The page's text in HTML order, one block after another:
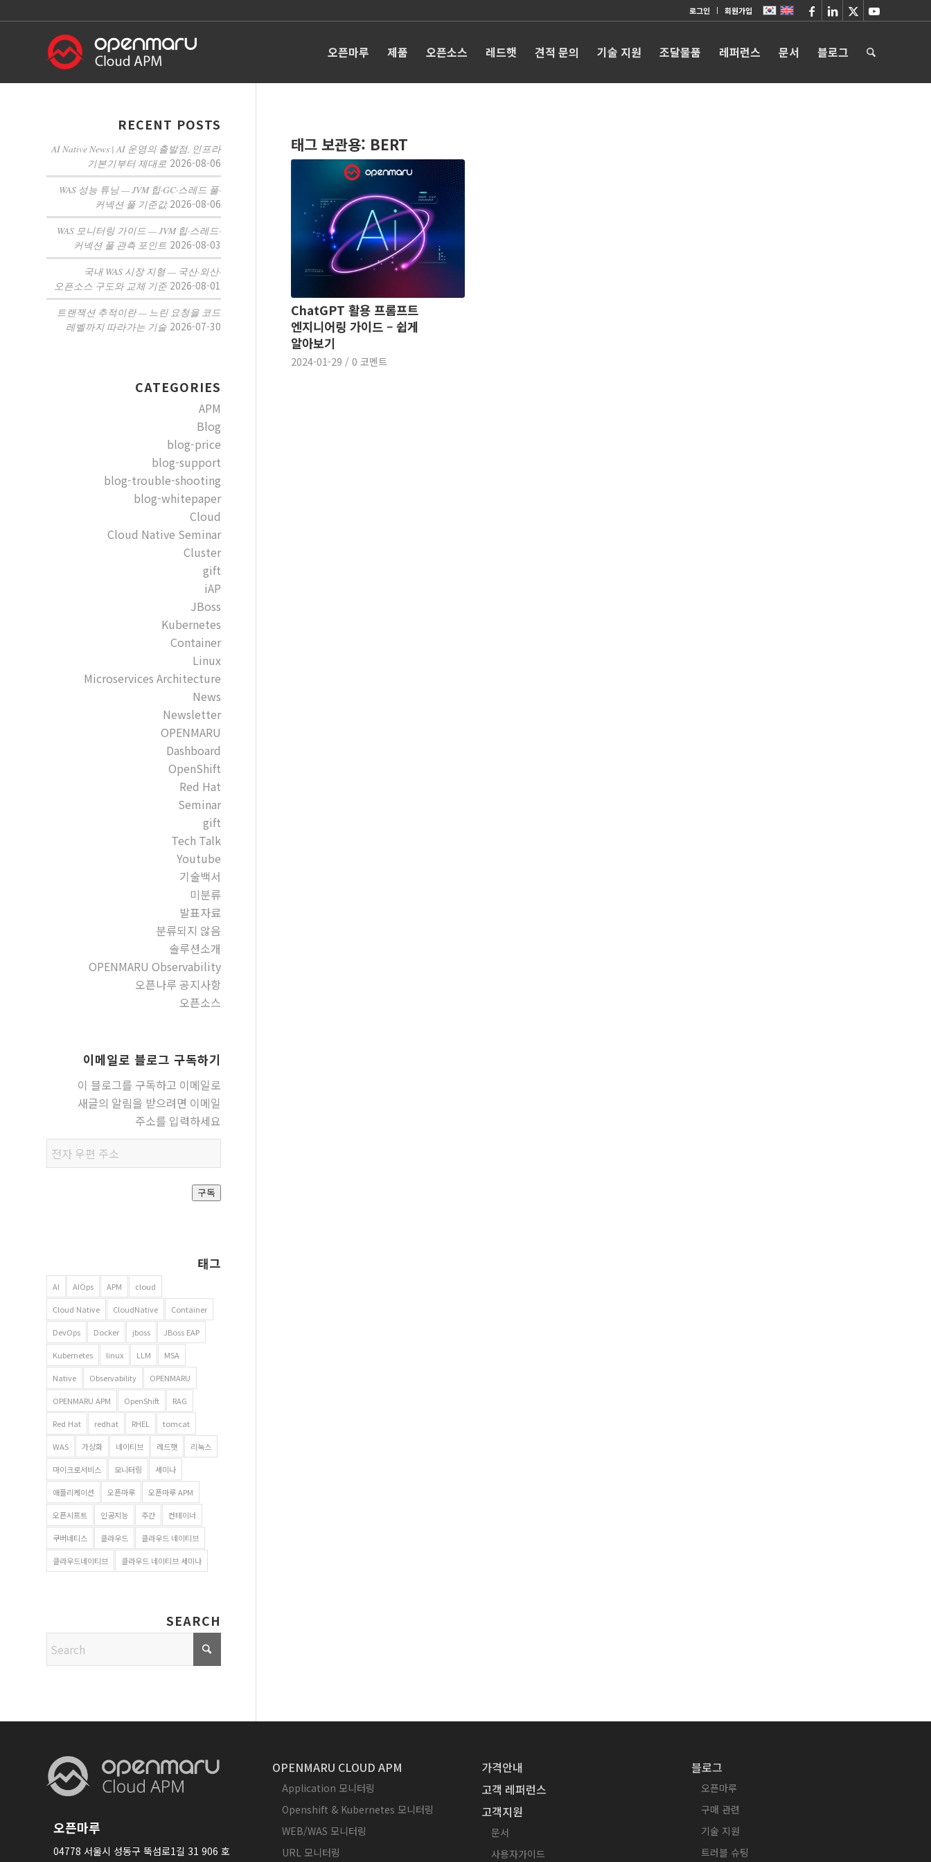
로그인 회원가입
오픈마루 제품 오픈소스 레드햇 견적 문의 기술 지원 조달물품 레퍼런스 문서 블로그
태그 보관용: BERT
ChatGPT 활용 프롬프트
엔지니어링 가이드 – 쉽게
알아보기
2024-01-29 / 0 코멘트
RECENT POSTS
AI Native News | AI 운영의 출발점, 인프라
기본기부터 제대로 2026-08-06
WAS 성능 튜닝 — JVM 힙·GC·스레드 풀·
커넥션 풀 기준값 2026-08-06
WAS 모니터링 가이드 — JVM 힙·스레드·
커넥션 풀 관측 포인트 2026-08-03
국내 WAS 시장 지형 — 국산·외산·
오픈소스 구도와 교체 기준 2026-08-01
트랜잭션 추적이란 — 느린 요청을 코드
레벨까지 따라가는 기술 2026-07-30
CATEGORIES
APM
Blog
blog-price
blog-support
blog-trouble-shooting
blog-whitepaper
Cloud
Cloud Native Seminar
Cluster
gift
iAP
JBoss
Kubernetes
Container
Linux
Microservices Architecture
News
Newsletter
OPENMARU
Dashboard
OpenShift
Red Hat
Seminar
gift
Tech Talk
Youtube
기술백서
미분류
발표자료
분류되지 않음
솔루션소개
OPENMARU Observability
오픈나루 공지사항
오픈소스
이메일로 블로그 구독하기
이 블로그를 구독하고 이메일로
새글의 알림을 받으려면 이메일
주소를 입력하세요
우편
주소
구독
태그
AI AIOps APM cloud
Cloud Native CloudNative Container
DevOps Docker jboss JBoss EAP
Kubernetes linux LLM MSA
Native Observability OPENMARU
OPENMARU APM OpenShift RAG
Red Hat redhat RHEL tomcat
WAS 가상화 네이티브 레드햇 리눅스
마이크로서비스 모니터링 세미나
애플리케이션 오픈마루 오픈마루 APM
오픈시프트 인공지능 주간 컨테이너
쿠버네티스 클라우드 클라우드 네이티브
클라우드네이티브 클라우드 네이티브 세미나
SEARCH
오픈마루
04778 서울시 성동구 뚝섬로1길 31 906 호
OPENMARU CLOUD APM
Application 모니터링
Openshift & Kubernetes 모니터링
WEB/WAS 모니터링
URL 모니터링
가격안내
고객 레퍼런스
고객지원
문서
사용자가이드
블로그
오픈마루
구매 관련
기술 지원
트러블 슈팅